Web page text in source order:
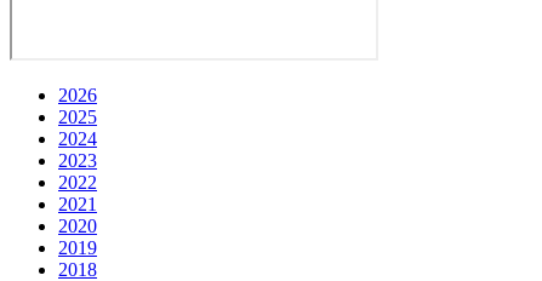
2026
2025
2024
2023
2022
2021
2020
2019
2018